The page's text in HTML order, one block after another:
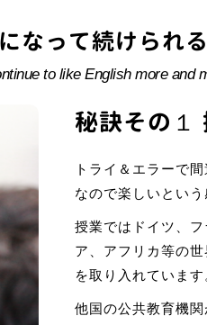
なって続けられ
to like English more and
秘訣その１
トライ＆エラーで
なので楽しいとい
授業ではドイツ、
ア、アフリカ等の
を取り入れています
他国の公共教育機